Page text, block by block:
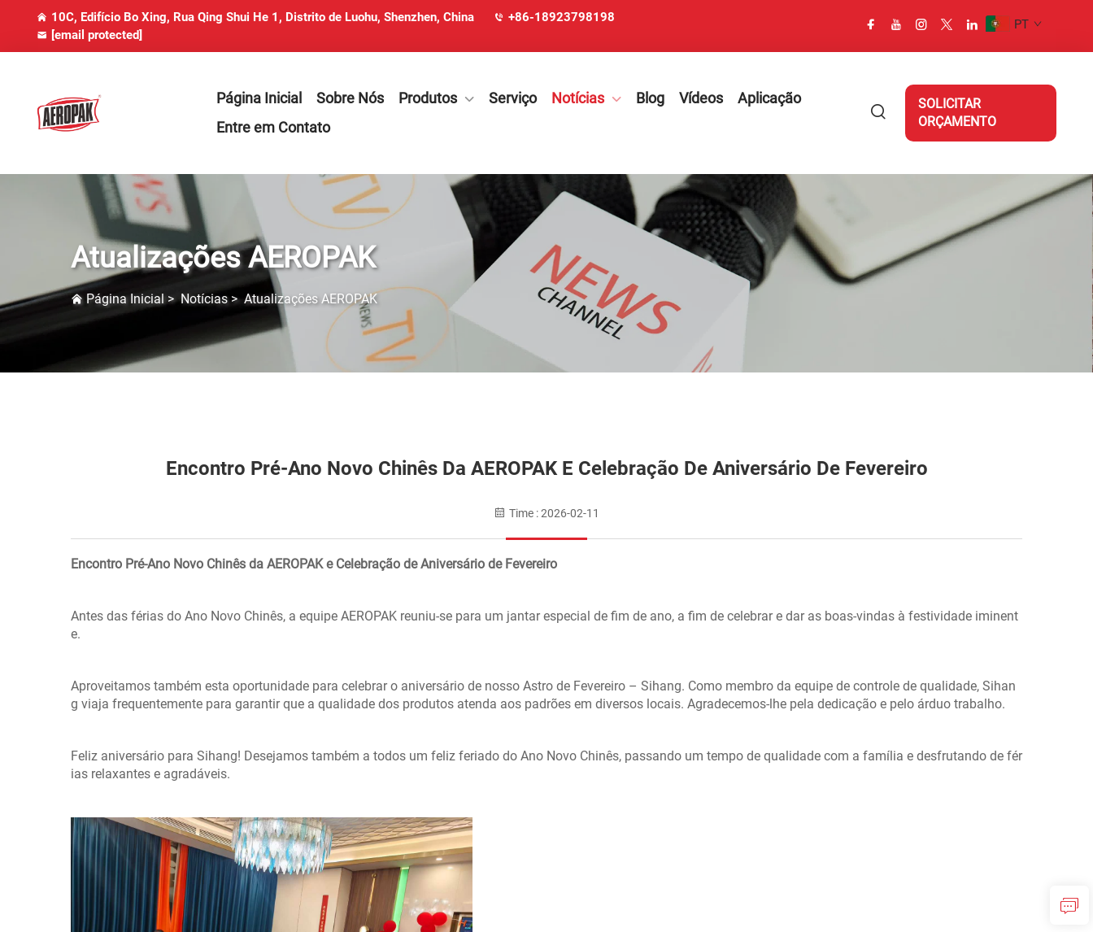
10C, Edifício Bo Xing, Rua Qing Shui He 1, Distrito de Luohu, Shenzhen, China
+86-18923798198
[email protected]
PT
Página Inicial Sobre Nós Produtos Serviço Notícias Blog Vídeos
Aplicação
Entre em Contato
SOLICITAR
ORÇAMENTO
Atualizações AEROPAK
Página Inicial >Notícias> Atualizações AEROPAK
Encontro Pré-Ano Novo Chinês Da AEROPAK E Celebração De Aniversário De Fevereiro
Time : 2026-02-11
Encontro Pré-Ano Novo Chinês da AEROPAK e Celebração de Aniversário de Fevereiro
Antes das férias do Ano Novo Chinês, a equipe AEROPAK reuniu-se para um jantar especial de fim de ano, a fim de celebrar e dar as boas-vindas à festividade iminent
e.
Aproveitamos também esta oportunidade para celebrar o aniversário de nosso Astro de Fevereiro – Sihang. Como membro da equipe de controle de qualidade, Sihan
g viaja frequentemente para garantir que a qualidade dos produtos atenda aos padrões em diversos locais. Agradecemos-lhe pela dedicação e pelo árduo trabalho.
Feliz aniversário para Sihang! Desejamos também a todos um feliz feriado do Ano Novo Chinês, passando um tempo de qualidade com a família e desfrutando de fér
ias relaxantes e agradáveis.